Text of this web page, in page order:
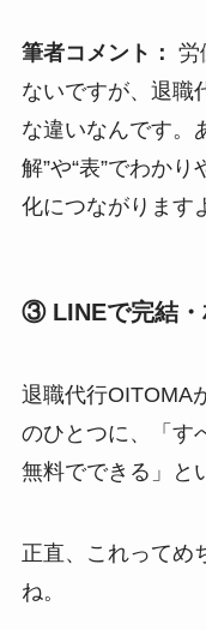
筆者コメント： 労
ないですが、退職
な違いなんです。
解”や“表”でわか
化につながります
③ LINEで完結・
退職代行OITOMA
のひとつに、「す
無料でできる」と
正直、これってめ
ね。